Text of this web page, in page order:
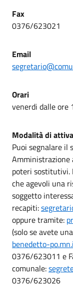
Fax
0376/623021
Email
Orari
venerdi dalle ore
Modalità di
Puoi segnalare il
Amministrazione
poteri sostitutivi.
che agevoli una
soggetto
recapiti:
oppure tramite:
(solo se avete
benedetto-
0376/623011 e
comunale:
0376/623026